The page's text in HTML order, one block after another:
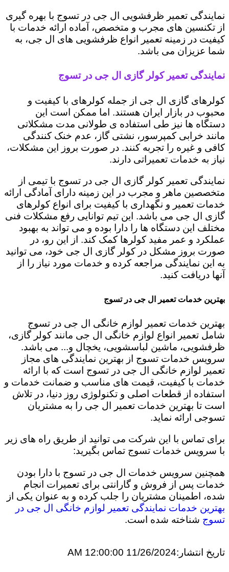
نمایندگی تعمیر ظرفشویی ال جی در تسوج با بهره گیری
از تکنسین های مجرب و متخصص، آماده ارائه خدمات با
کیفیت در زمینه تعمیر انواع ظرفشویی های ال جی، به
شما عزیزان می باشد.
نمایندگی تعمیر کولر گازی ال جی در تسوج
کولرهای گازی ال جی از جمله کولرهای با کیفیت و
محبوب در بازار ایران هستند. اما ممکن است این
دستگاه ها نیز طی استفاده ی طولانی مدت مشکلاتی
مانند خرابی کمپرسور، نشتی گاز، عدم خنک کنندگی
کافی و غیره را تجربه کنند. در صورت بروز این مشکلات،
نیاز به خدمات تعمیراتی دارند.
نمایندگی تعمیر کولر گازی ال جی در تسوج با تیمی از
متخصصین ماهر و مجرب در این زمینه دارای آمادگی ارائه
خدمات تعمیر و نگهداری با کیفیت برای انواع کولرهای
گازی ال جی می باشد. این تیم توانایی رفع مشکلات فنی
مختلف این دستگاه ها را دارا بوده و می تواند به بهبود
عملکرد و عمر مفید کولرها کمک کند. از این رو، در
صورت بروز مشکل در کولر گازی ال جی خود، می توانید
به این نمایندگی مراجعه کرده و خدمات مورد نیاز را از
آنها دریافت کنید.
بهترین خدمات تعمیر ال جی در تسوج
بهترین خدمات تعمیر لوازم خانگی ال جی در تسوج
شامل تعمیر انواع لوازم خانگی ال جی مانند کولر گازی،
ظرفشویی، ماشین لباسشویی، یخچال و... می باشد.
سرویس خدمات تسوج از بهترین نمایندگی های مجاز
تعمیر لوازم خانگی ال جی در تسوج است که با ارائه
خدمات با کیفیت، قیمت های مناسب و ضمانت خدمات و
استفاده از قطعات اصلی و تکنولوژی روز دنیا، در تلاش
است تا بهترین خدمات تعمیر ال جی را به مشتریان
تسوجی ارائه نماید.
برای تماس با این شرکت می توانید از طریق راه های زیر
با سرویس خدمات تسوج تماس بگیرید:
همچنین سرویس خدمات ال جی در تسوج با دارا بودن
خدمات پس از فروش و گارانتی برای تعمیرات انجام
شده، اطمینان مشتریان را جلب کرده و به عنوان یکی از
بهترین خدمات نمایندگی تعمیر لوازم خانگی ال جی در
تسوج شناخته شده است.
تاریخ انتشار:11/26/2024 12:00:00 AM